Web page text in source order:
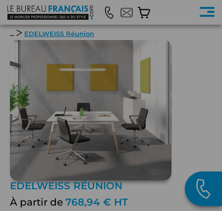
... EDELWEISS Réunion
EDELWEISS RÉUNION
À partir de 768,94 € HT